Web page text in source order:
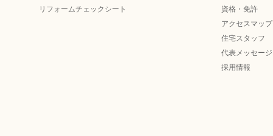
リフォームチェックシート
資格・免許
アクセスマップ
住宅スタッフ
代表メッセージ
採用情報